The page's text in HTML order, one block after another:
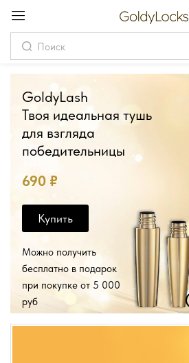
GoldyLash
Твоя идеальная тушь
для взгляда
победительницы
Купить
690 ₽
Можно получить
бесплатно в подарок
при покупке от 5 000
руб
Вход
Username
Password
Запомнить меня
Регистрация
Или войдите через